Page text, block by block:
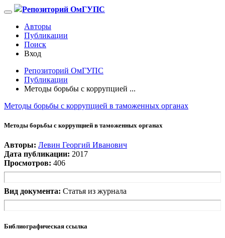
Репозиторий ОмГУПС
Авторы
Публикации
Поиск
Вход
Репозиторий ОмГУПС
Публикации
Методы борьбы с коррупцией ...
Методы борьбы с коррупцией в таможенных органах
Методы борьбы с коррупцией в таможенных органах
Авторы: Левин Георгий Иванович
Дата публикации: 2017
Просмотров: 406
Вид документа: Статья из журнала
Библиографическая ссылка